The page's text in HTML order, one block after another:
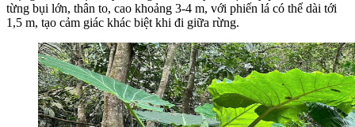
từng bụi lớn, thân to, cao khoảng 3-4 m, với phiến lá có thể dài tới
1,5 m, tạo cảm giác khác biệt khi đi giữa rừng.